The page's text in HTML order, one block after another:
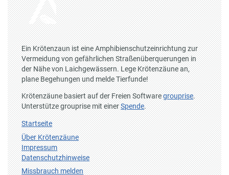
Ein Krötenzaun ist eine Amphibienschutzeinrichtung zur
Vermeidung von gefährlichen Straßenüberquerungen in
der Nähe von Laichgewässern. Lege Krötenzäune an,
plane Begehungen und melde Tierfunde!
Krötenzäune basiert auf der Freien Softwaregrouprise.
Unterstütze grouprise mit einerSpende.
Startseite
Über Krötenzäune
Impressum
Datenschutzhinweise
Missbrauch melden